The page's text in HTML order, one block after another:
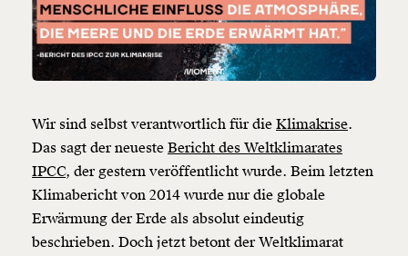
Wir sind selbst verantwortlich für die Klimakrise.
Das sagt der neueste Bericht des Weltklimarates
IPCC, der gestern veröffentlicht wurde. Beim letzten
Klimabericht von 2014 wurde nur die globale
Erwärmung der Erde als absolut eindeutig
beschrieben. Doch jetzt betont der Weltklimarat